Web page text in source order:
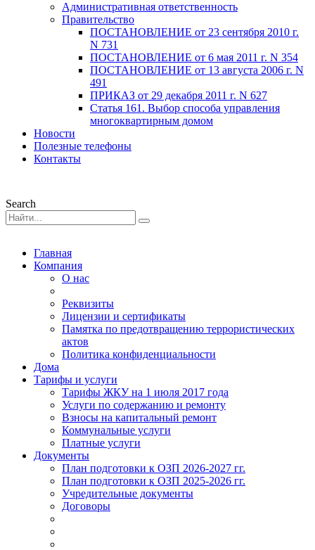
Административная ответственность
Правительство
ПОСТАНОВЛЕНИЕ от 23 сентября 2010 г.
N 731
ПОСТАНОВЛЕНИЕ от 6 мая 2011 г. N 354
ПОСТАНОВЛЕНИЕ от 13 августа 2006 г. N
491
ПРИКАЗ от 29 декабря 2011 г. N 627
Статья 161. Выбор способа управления
многоквартирным домом
Новости
Полезные телефоны
Контакты
Search
Главная
Компания
О нас
Реквизиты
Лицензии и сертификаты
Памятка по предотвращению террористических
актов
Политика конфиденциальности
Дома
Тарифы и услуги
Тарифы ЖКУ на 1 июля 2017 года
Услуги по содержанию и ремонту
Взносы на капитальный ремонт
Коммунальные услуги
Платные услуги
Документы
План подготовки к ОЗП 2026-2027 гг.
План подготовки к ОЗП 2025-2026 гг.
Учредительные документы
Договоры